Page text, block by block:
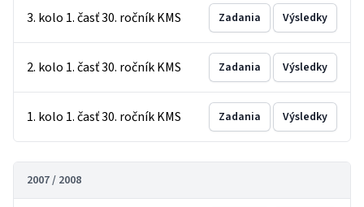
3. kolo 1. časť 30. ročník KMS Zadania Výsledky
2. kolo 1. časť 30. ročník KMS Zadania Výsledky
1. kolo 1. časť 30. ročník KMS Zadania Výsledky
2007 / 2008